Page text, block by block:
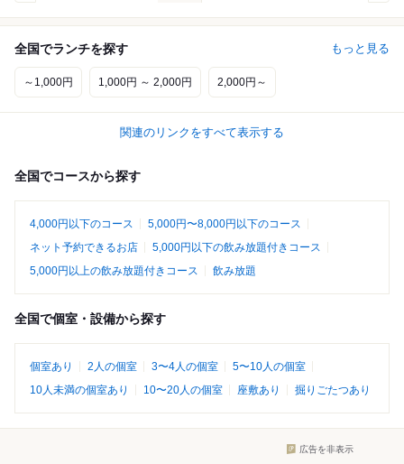
全国でランチを探す もっと見る
～1,000円 1,000円 ～ 2,000円 2,000円～
関連のリンクをすべて表示する
全国でコースから探す
4,000円以下のコース
5,000円〜8,000円以下のコース
ネット予約できるお店
5,000円以下の飲み放題付きコース
5,000円以上の飲み放題付きコース
飲み放題
全国で個室・設備から探す
個室あり 2人の個室 3〜4人の個室
5〜10人の個室
10人未満の個室あり
10〜20人の個室 座敷あり 掘りごたつあり
広告を非表示